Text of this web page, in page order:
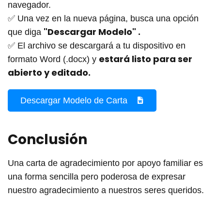
navegador.
✅ Una vez en la nueva página, busca una opción
que diga "Descargar Modelo" .
✅ El archivo se descargará a tu dispositivo en
formato Word (.docx) y estará listo para ser
abierto y editado.
Descargar Modelo de Carta
Conclusión
Una carta de agradecimiento por apoyo familiar es
una forma sencilla pero poderosa de expresar
nuestro agradecimiento a nuestros seres queridos.